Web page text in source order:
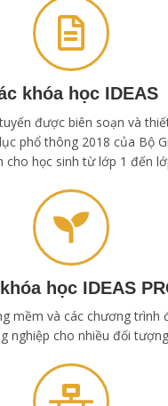
khóa học IDEAS
được biên soạn và
phổ thông 2018 của Bộ
cho học sinh từ lớp 1 đến
học IDEAS
mềm và các chương trình
nghiệp cho nhiều đối